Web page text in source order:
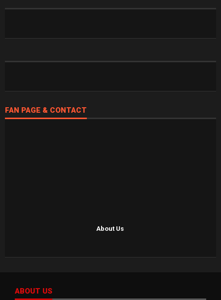
FAN PAGE & CONTACT
About Us
ABOUT US